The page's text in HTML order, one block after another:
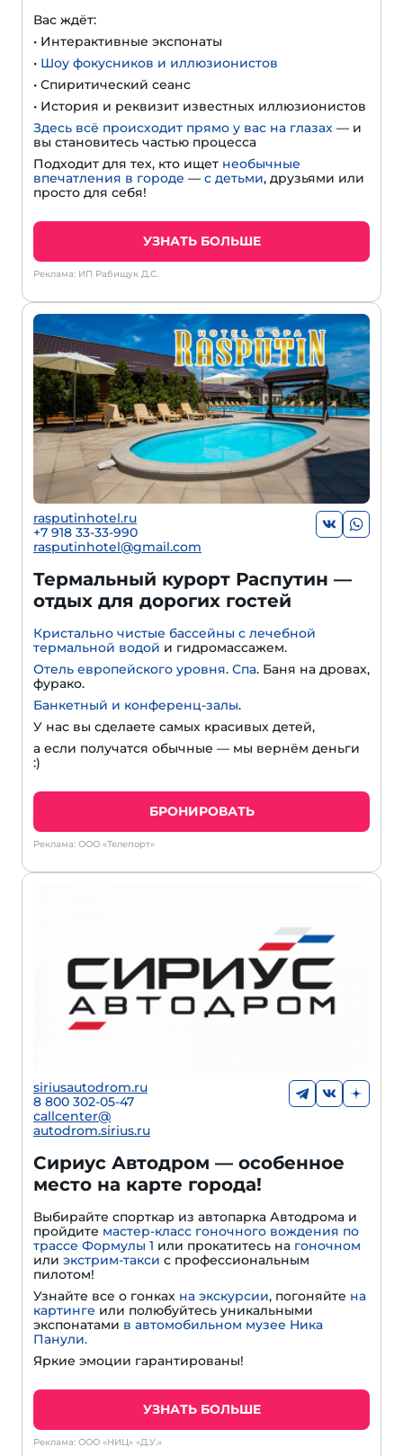
Вас ждёт:
• Интерактивные экспонаты
• Шоу фокусников и иллюзионистов
• Спиритический сеанс
• История и реквизит известных иллюзионистов
Здесь всё происходит прямо у вас на глазах — и
вы становитесь частью процесса
Подходит для тех, кто ищет необычные
впечатления в городе — с детьми, друзьями или
просто для себя!
УЗНАТЬ БОЛЬШЕ
Реклама: ИП Рабищук Д.С.
rasputinhotel.ru
+7 918 33-33-990
rasputinhotel@gmail.com
Термальный курорт Распутин —
отдых для дорогих гостей
Кристально чистые бассейны с лечебной
термальной водой и гидромассажем.
Отель европейского уровня. Спа. Баня на дровах,
фурако.
Банкетный и конференц-залы.
У нас вы сделаете самых красивых детей,
а если получатся обычные — мы вернём деньги
:)
БРОНИРОВАТЬ
Реклама: ООО «Телепорт»
siriusautodrom.ru
8 800 302-05-47
callcenter@
autodrom.sirius.ru
Сириус Автодром — особенное
место на карте города!
Выбирайте спорткар из автопарка Автодрома и
пройдите мастер-класс гоночного вождения по
трассе Формулы 1 или прокатитесь на гоночном
или экстрим-такси с профессиональным
пилотом!
Узнайте все о гонках на экскурсии, погоняйте на
картинге или полюбуйтесь уникальными
экспонатами в автомобильном музее Ника
Панули.
Яркие эмоции гарантированы!
УЗНАТЬ БОЛЬШЕ
Реклама: ООО «НИЦ» «Д.У.»